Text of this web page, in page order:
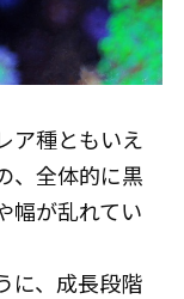
ア種ともいえ
、全体的に黒
幅が乱れてい
に、成長段階